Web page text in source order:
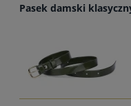
Pasek damski